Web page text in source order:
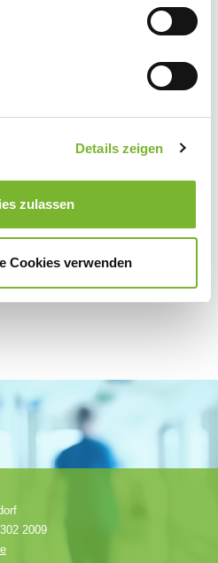
Details zeigen
zulassen
Cookies verwenden
Sie sich bitte direkt an den jeweiligen
2009